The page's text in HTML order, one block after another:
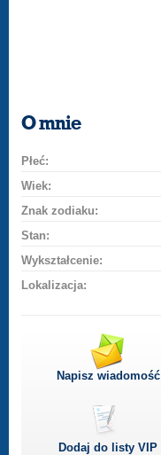
O mnie
Płeć:
Wiek:
Znak zodiaku:
Stan:
Wykształcenie:
Lokalizacja:
Napisz wiadomość
Dodaj do listyVIP